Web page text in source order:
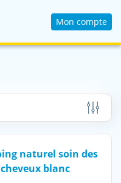
Mon compte
naturel soin des
blanc